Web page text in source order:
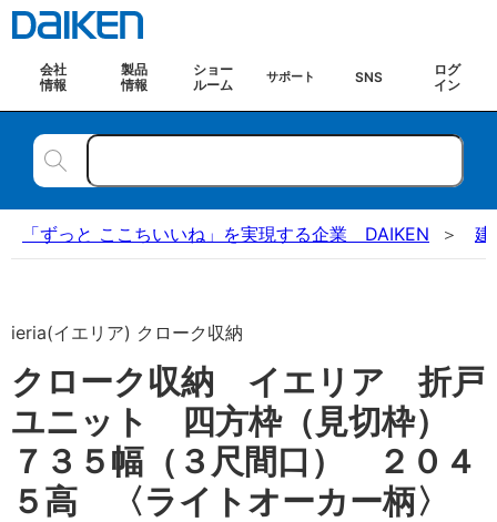
会社
情報
製品
情報
ショー
ルーム
サポート SNS
ログ
イン
「ずっと ここちいいね」を実現する企業 DAIKEN 建
ieria(イエリア) クローク収納
クローク収納 イエリア 折戸
ユニット 四方枠（見切枠）
７３５幅（３尺間口） ２０４
５高 〈ライトオーカー柄〉